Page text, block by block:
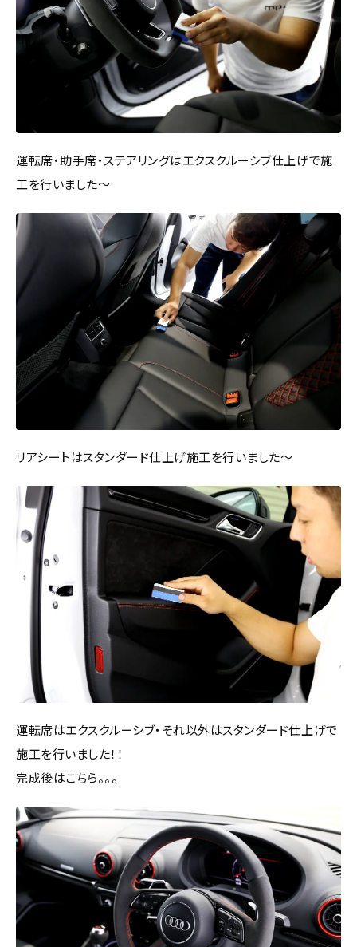
運転席・助手席・ステアリングはエクスクルーシブ仕上げで施
工を行いました～
リアシートはスタンダード仕上げ施工を行いました～
運転席はエクスクルーシブ・それ以外はスタンダード仕上げで
施工を行いました！！
完成後はこちら。。。